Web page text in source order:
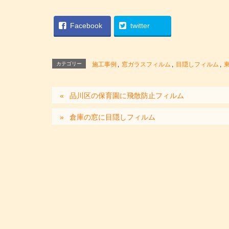
Facebook twitter
カテゴリー 施工事例 , 窓ガラスフィルム , 目隠しフィルム ,
品川区の保育園に飛散防止フィルム
倉庫の窓に目隠しフィルム